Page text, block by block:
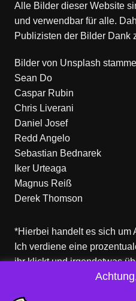
Alle Bilder dieser Website
und verwendbar für alle.
Publizisten der Bilder Dank
Bilder von Unsplash
Sean Do
Caspar Rubin
Chris Liverani
Daniel Josef
Redd Angelo
Sebastian Bednarek
Iker Urteaga
Magnus Reiß
Derek Thomson
*Hierbei handelt es sich um
Ich verdiene eine
ihr klickt und irgendetwas
Produkte dort sind aber